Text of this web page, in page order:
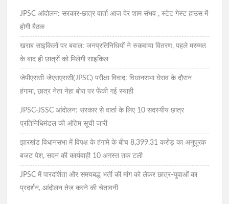
JPSC आंदोलन: सरकार-छात्र वार्ता आज देर शाम संभव , स्टेट गेस्ट हाउस में
होगी बैठक
खराब साइकिलों पर बवाल: जनप्रतिनिधियों ने रुकवाया वितरण, पहले मरम्मत
के बाद ही छात्रों को मिलेगी साइकिल
जेपीएससी-जेएसएससी(JPSC) परीक्षा विवाद: विधानसभा घेराव के दौरान
हंगामा, छात्र नेता नेहा बोरा पर फेंकी गई स्याही
JPSC-JSSC आंदोलन: सरकार से वार्ता के लिए 10 सदस्यीय छात्र
प्रतिनिधिमंडल की अंतिम सूची जारी
झारखंड विधानसभा में विपक्ष के हंगामे के बीच 8,399.31 करोड़ का अनुपूरक
बजट पेश, सदन की कार्यवाही 10 अगस्त तक टली
JPSC में पारदर्शिता और समयबद्ध भर्ती की मांग को लेकर छात्र-युवाओं का
प्रदर्शन, आंदोलन तेज करने की चेतावनी